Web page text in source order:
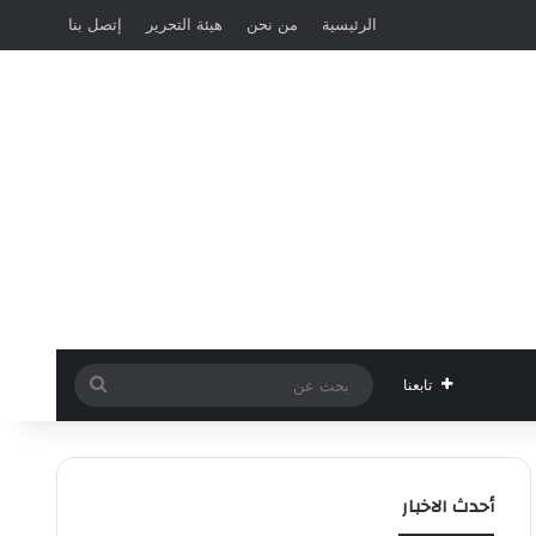
الرئيسية من نحن هيئة التحرير إتصل بنا
تابعنا
عن
أحدث الاخبار